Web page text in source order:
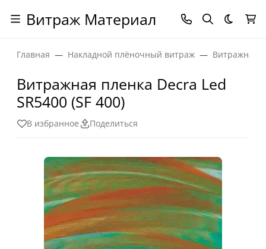
Витраж Материал Темная
Главная Накладной плёночный витраж Витражная
Витражная пленка Decra Led
SR5400 (SF 400)
В избранное Поделиться